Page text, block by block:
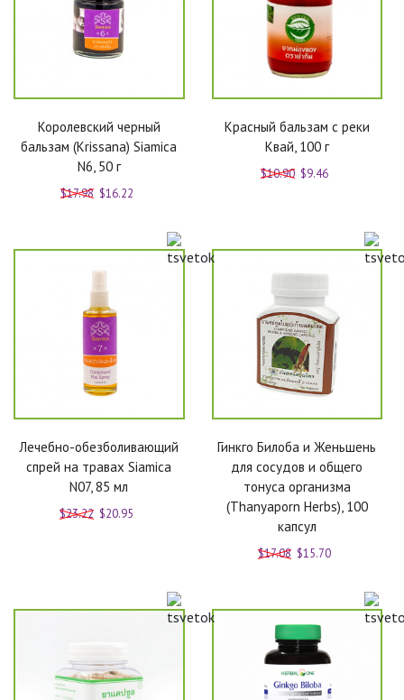
Королевский черный
бальзам (Krissana) Siamica
N6, 50 г
$17.98 $16.22
Красный бальзам с реки
Квай, 100 г
$10.90 $9.46
Лечебно-обезболивающий
спрей на травах Siamica
N07, 85 мл
$23.22 $20.95
Гинкго Билоба и Женьшень
для сосудов и общего
тонуса организма
(Thanyaporn Herbs), 100
капсул
$17.08 $15.70